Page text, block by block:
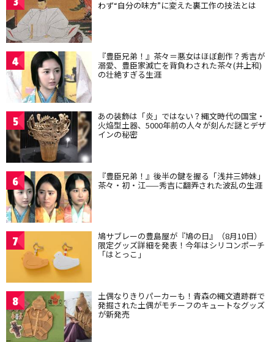
わず“自分の味方”に変えた裏工作の技法とは
4 『豊臣兄弟！』茶々＝悪女はほぼ創作？秀吉が
溺愛、豊臣家滅亡を背負わされた茶々(井上和)
の壮絶すぎる生涯
5 あの装飾は「炎」ではない？縄文時代の国宝・
火焔型土器、5000年前の人々が刻んだ謎とデザ
インの秘密
6 『豊臣兄弟！』後半の鍵を握る「浅井三姉妹」
茶々・初・江——秀吉に翻弄された波乱の生涯
7 鳩サブレーの豊島屋が『鳩の日』（8月10日）
限定グッズ詳細を発表！今年はシリコンポーチ
「はとっこ」
8 土偶なりきりパーカーも！青森の縄文遺跡群で
発掘された土偶がモチーフのキュートなグッズ
が新発売